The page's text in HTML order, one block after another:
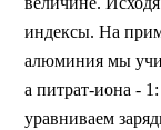
индексы. На
алюминия мы
а питрат-иона -
уравниваем